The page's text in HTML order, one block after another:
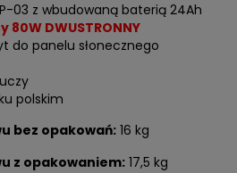
03 z wbudowaną baterią 24Ah
80W DWUSTRONNY
do panelu słonecznego
polskim
bez opakowań: 16 kg
z opakowaniem: 17,5 kg